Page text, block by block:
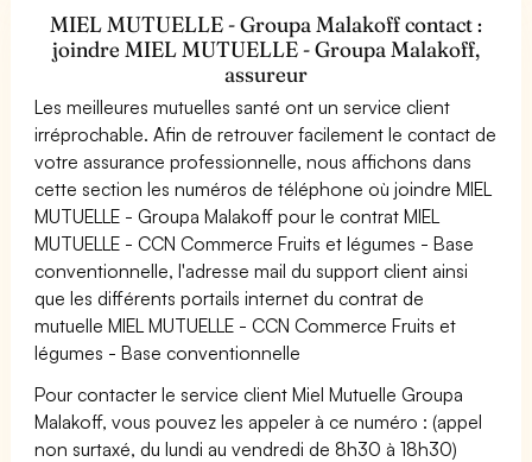
MIEL MUTUELLE - Groupa Malakoff contact :
joindre MIEL MUTUELLE - Groupa Malakoff,
assureur
Les meilleures mutuelles santé ont un service client
irréprochable. Afin de retrouver facilement le contact de
votre assurance professionnelle, nous affichons dans
cette section les numéros de téléphone où joindre MIEL
MUTUELLE - Groupa Malakoff pour le contrat MIEL
MUTUELLE - CCN Commerce Fruits et légumes - Base
conventionnelle, l'adresse mail du support client ainsi
que les différents portails internet du contrat de
mutuelle MIEL MUTUELLE - CCN Commerce Fruits et
légumes - Base conventionnelle
Pour contacter le service client Miel Mutuelle Groupa
Malakoff, vous pouvez les appeler à ce numéro : (appel
non surtaxé, du lundi au vendredi de 8h30 à 18h30)